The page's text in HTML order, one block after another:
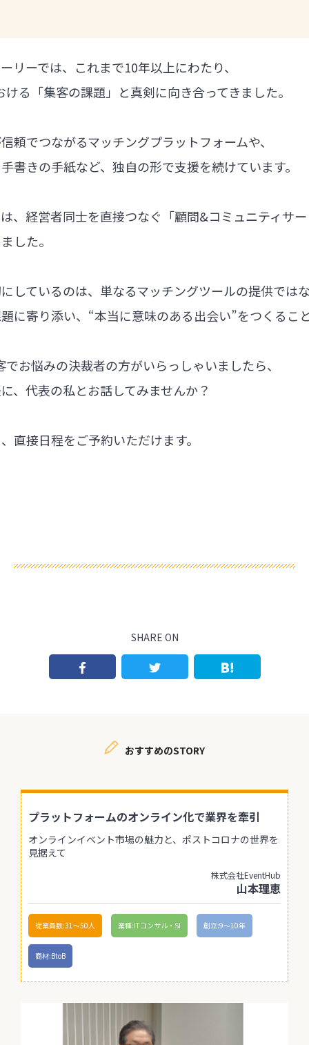
リーでは、これまで10年以上にわたり、
る「集客の課題」と真剣に向き合ってきました。
頼でつながるマッチングプラットフォームや、
書きの手紙など、独自の形で支援を続けています。
、経営者同士を直接つなぐ「顧問&コミュニティサ
した。
しているのは、単なるマッチングツールの提供では
に寄り添い、“本当に意味のある出会い”をつくるこ
お悩みの決裁者の方がいらっしゃいましたら、
、代表の私とお話してみませんか？
直接日程をご予約いただけます。
SHARE ON
おすすめのSTORY
プラットフォームのオンライン化で業界を牽引
オンラインイベント市場の魅力と、ポストコロナの世界を
見据えて
株式会社EventHub
山本理恵
従業員数:31〜50人 業種:ITコンサル・SI 創立:9〜10年
商材:BtoB